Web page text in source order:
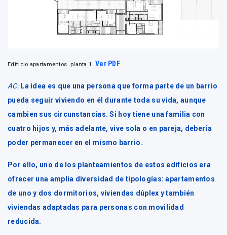
Edificio apartamentos. planta 1. Ver PDF
AC:La idea es que una persona que forma parte de un barrio
pueda seguir viviendo en él durante toda su vida, aunque
cambien sus circunstancias. Si hoy tiene una familia con
cuatro hijos y, más adelante, vive sola o en pareja, debería
poder permanecer en el mismo barrio.
Por ello, uno de los planteamientos de estos edificios era
ofrecer una amplia diversidad de tipologías: apartamentos
de uno y dos dormitorios, viviendas dúplex y también
viviendas adaptadas para personas con movilidad
reducida.